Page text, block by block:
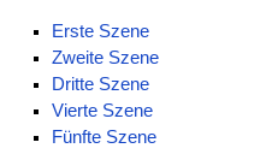
Erste Szene
Zweite Szene
Dritte Szene
Vierte Szene
Fünfte Szene